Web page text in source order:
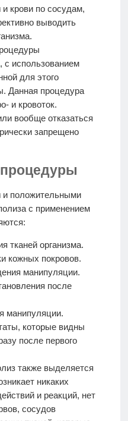
крови по сосудам,
выводить
, с использованием
для этого
Данная процедура
и кровоток.
вообще отказаться
запрещено
и положительными
с применением
тканей организма.
кожных покровов.
манипуляции.
после
манипуляции.
которые видны
после первого
также выделяется
никаких
и реакций, нет
сосудов